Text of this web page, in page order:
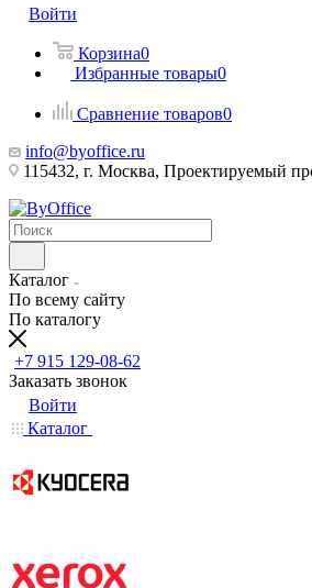
Войти
Корзина0
Избранные товары0
Сравнение товаров0
info@byoffice.ru
115432, г. Москва, Проектируемый
Каталог
По всему сайту
По каталогу
+7 915 129-08-62
Заказать звонок
Войти
Каталог